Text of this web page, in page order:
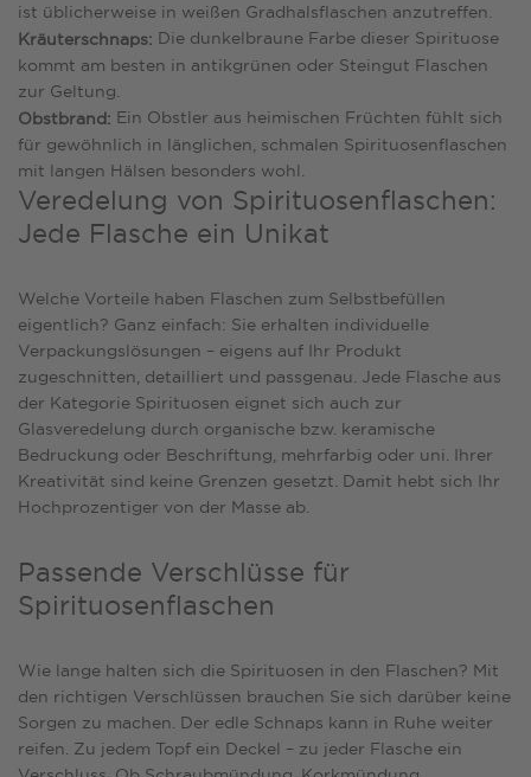
ist üblicherweise in weißen Gradhalsflaschen anzutreffen.
Kräuterschnaps: Die dunkelbraune Farbe dieser Spirituose
kommt am besten in antikgrünen oder Steingut Flaschen
zur Geltung.
Obstbrand: Ein Obstler aus heimischen Früchten fühlt sich
für gewöhnlich in länglichen, schmalen Spirituosenflaschen
mit langen Hälsen besonders wohl.
Veredelung von Spirituosenflaschen:
Jede Flasche ein Unikat
Welche Vorteile haben Flaschen zum Selbstbefüllen
eigentlich? Ganz einfach: Sie erhalten individuelle
Verpackungslösungen – eigens auf Ihr Produkt
zugeschnitten, detailliert und passgenau. Jede Flasche aus
der Kategorie Spirituosen eignet sich auch zur
Glasveredelung durch organische bzw. keramische
Bedruckung oder Beschriftung, mehrfarbig oder uni. Ihrer
Kreativität sind keine Grenzen gesetzt. Damit hebt sich Ihr
Hochprozentiger von der Masse ab.
Passende Verschlüsse für
Spirituosenflaschen
Wie lange halten sich die Spirituosen in den Flaschen? Mit
den richtigen Verschlüssen brauchen Sie sich darüber keine
Sorgen zu machen. Der edle Schnaps kann in Ruhe weiter
reifen. Zu jedem Topf ein Deckel – zu jeder Flasche ein